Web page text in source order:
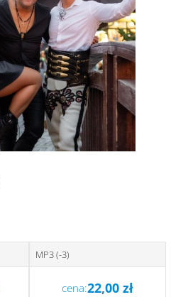
MP3 (-3)
cena:22,00 zł